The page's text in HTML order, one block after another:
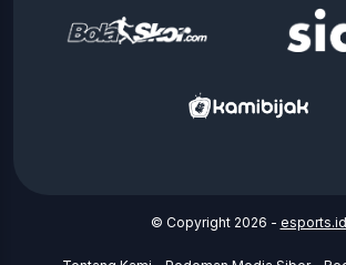
© Copyright 2026 - esports.id